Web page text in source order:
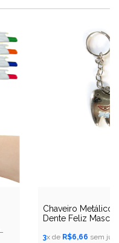
Chaveiro Metálico
Dente Feliz
3x de R$6,66 sem